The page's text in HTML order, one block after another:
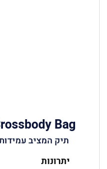
Bag
תיק המציב
יתרונות